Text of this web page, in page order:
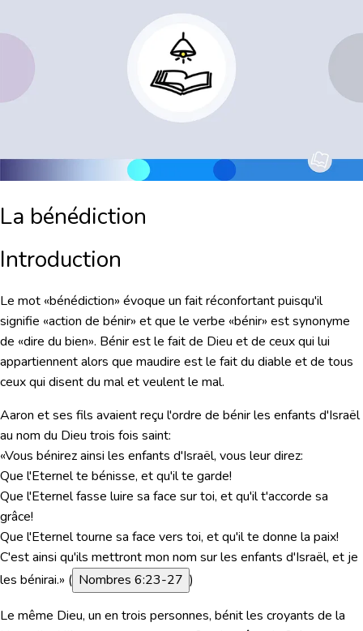
La bénédiction
Introduction
Le mot «bénédiction» évoque un fait réconfortant puisqu'il
signifie «action de bénir» et que le verbe «bénir» est synonyme
de «dire du bien». Bénir est le fait de Dieu et de ceux qui lui
appartiennent alors que maudire est le fait du diable et de tous
ceux qui disent du mal et veulent le mal.
Aaron et ses fils avaient reçu l'ordre de bénir les enfants d'Israël
au nom du Dieu trois fois saint:
«Vous bénirez ainsi les enfants d'Israël, vous leur direz:
Que l'Eternel te bénisse, et qu'il te garde!
Que l'Eternel fasse luire sa face sur toi, et qu'il t'accorde sa
grâce!
Que l'Eternel tourne sa face vers toi, et qu'il te donne la paix!
C'est ainsi qu'ils mettront mon nom sur les enfants d'Israël, et je
les bénirai.» ( Nombres 6:23-27 )
Le même Dieu, un en trois personnes, bénit les croyants de la